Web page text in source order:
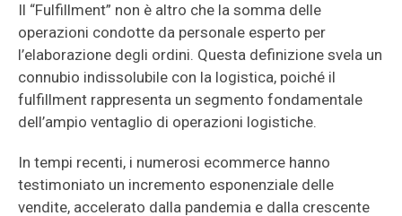
Il “Fulfillment” non è altro che la somma delle
operazioni condotte da personale esperto per
l’elaborazione degli ordini. Questa definizione svela un
connubio indissolubile con la logistica, poiché il
fulfillment rappresenta un segmento fondamentale
dell’ampio ventaglio di operazioni logistiche.
In tempi recenti, i numerosi ecommerce hanno
testimoniato un incremento esponenziale delle
vendite, accelerato dalla pandemia e dalla crescente